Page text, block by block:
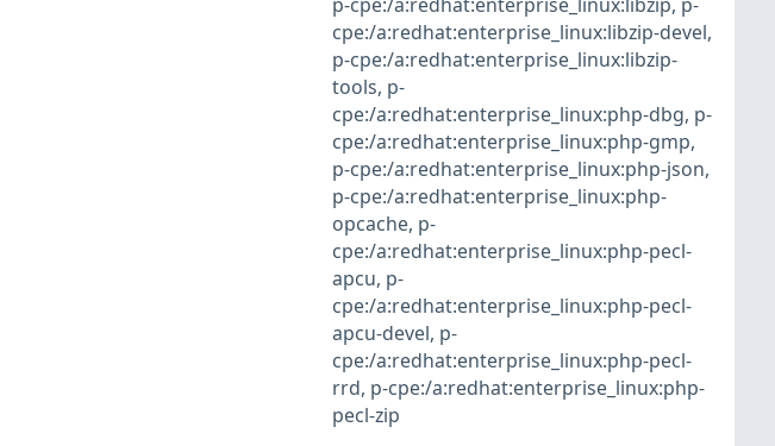
cpe:/a:redhat:enterprise_linux:libzip-devel,
p-cpe:/a:redhat:enterprise_linux:libzip-
tools, p-
cpe:/a:redhat:enterprise_linux:php-dbg, p-
cpe:/a:redhat:enterprise_linux:php-gmp,
p-cpe:/a:redhat:enterprise_linux:php-json,
p-cpe:/a:redhat:enterprise_linux:php-
opcache, p-
cpe:/a:redhat:enterprise_linux:php-pecl-
apcu, p-
cpe:/a:redhat:enterprise_linux:php-pecl-
apcu-devel, p-
cpe:/a:redhat:enterprise_linux:php-pecl-
rrd, p-cpe:/a:redhat:enterprise_linux:php-
pecl-zip